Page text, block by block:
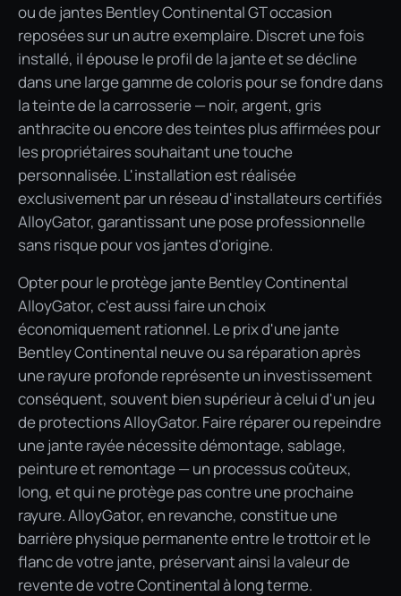
ou de jantes Bentley Continental GT occasion
reposées sur un autre exemplaire. Discret une fois
installé, il épouse le profil de la jante et se décline
dans une large gamme de coloris pour se fondre dans
la teinte de la carrosserie — noir, argent, gris
anthracite ou encore des teintes plus affirmées pour
les propriétaires souhaitant une touche
personnalisée. L'installation est réalisée
exclusivement par un réseau d'installateurs certifiés
AlloyGator, garantissant une pose professionnelle
sans risque pour vos jantes d'origine.
Opter pour le protège jante Bentley Continental
AlloyGator, c'est aussi faire un choix
économiquement rationnel. Le prix d'une jante
Bentley Continental neuve ou sa réparation après
une rayure profonde représente un investissement
conséquent, souvent bien supérieur à celui d'un jeu
de protections AlloyGator. Faire réparer ou repeindre
une jante rayée nécessite démontage, sablage,
peinture et remontage — un processus coûteux,
long, et qui ne protège pas contre une prochaine
rayure. AlloyGator, en revanche, constitue une
barrière physique permanente entre le trottoir et le
flanc de votre jante, préservant ainsi la valeur de
revente de votre Continental à long terme.